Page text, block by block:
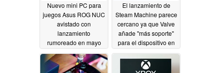
Nuevo mini PC para
juegos Asus ROG NUC
avistado con
lanzamiento
rumoreado en mayo
05/02/2026
El lanzamiento de
Steam Machine parece
cercano ya que Valve
añade "más soporte"
para el dispositivo en
de SteamOS